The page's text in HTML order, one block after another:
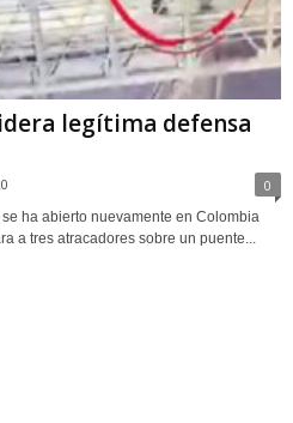
legítima defensa
0
ha abierto nuevamente en Colombia
a tres atracadores sobre un puente...